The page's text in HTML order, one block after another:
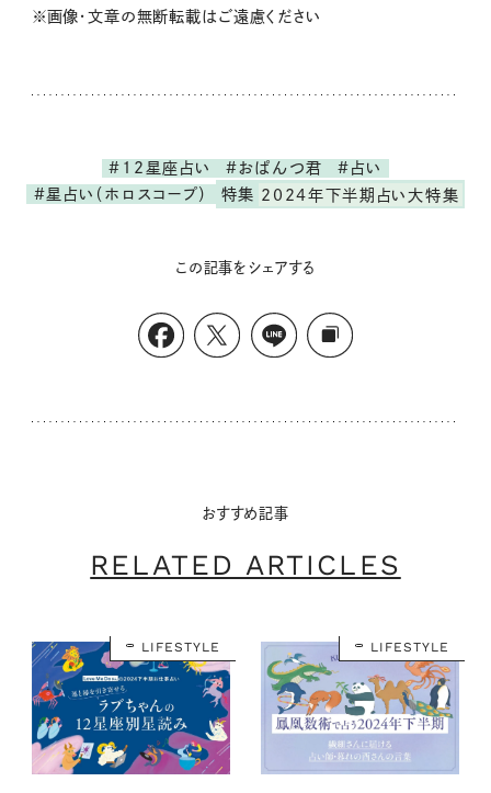
※画像・文章の無断転載はご遠慮ください
#12星座占い #おぱんつ君
#占い
#星占い（ホロスコープ）
特集 2024年下半期占い大特集
この記事をシェアする
おすすめ記事
RELATED ARTICLES
LIFESTYLE LIFESTYLE